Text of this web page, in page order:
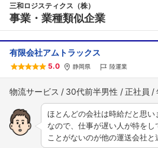
フォローしま
こちらの企業もフォロー
三和ロジスティクス（株）
事業・業種類似企業
有限会社アムトラックス
5.0 静岡県 陸運業
物流サービス 30代前半男性 正社員
ほとんどの会社は時給だと思い
なので、仕事が遅い人が特を
ことがないのが他の運送会社